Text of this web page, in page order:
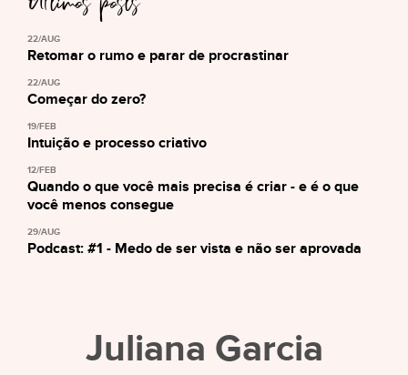
22/AUG
Retomar o rumo e parar de procrastinar
22/AUG
Começar do zero?
19/FEB
Intuição e processo criativo
12/FEB
Quando o que você mais precisa é criar - e é o que
você menos consegue
29/AUG
Podcast: #1 - Medo de ser vista e não ser aprovada
Juliana Garcia